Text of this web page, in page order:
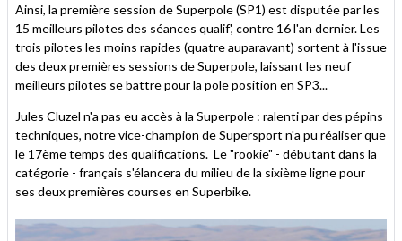
Ainsi, la première session de Superpole (SP1) est disputée par les
15 meilleurs pilotes des séances qualif', contre 16 l'an dernier. Les
trois pilotes les moins rapides (quatre auparavant) sortent à l'issue
des deux premières sessions de Superpole, laissant les neuf
meilleurs pilotes se battre pour la pole position en SP3...
Jules Cluzel n'a pas eu accès à la Superpole : ralenti par des pépins
techniques, notre vice-champion de Supersport n'a pu réaliser que
le 17ème temps des qualifications. Le "rookie" - débutant dans la
catégorie - français s'élancera du milieu de la sixième ligne pour
ses deux premières courses en Superbike.